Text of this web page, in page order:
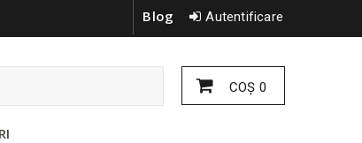
Autentificare
Blog
COŞ 0